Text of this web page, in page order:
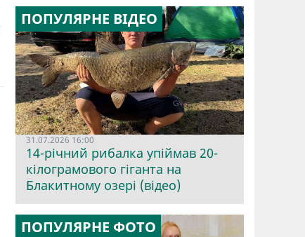
ПОПУЛЯРНЕ ВІДЕО
31.07.2026 16:00
14-річний рибалка упіймав 20-
кілограмового гіганта на
Блакитному озері (відео)
ПОПУЛЯРНЕ ФОТО